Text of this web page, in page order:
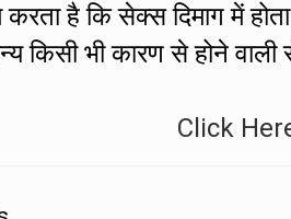
करता है कि सेक्स दिमाग में
किसी भी कारण से होने
Click